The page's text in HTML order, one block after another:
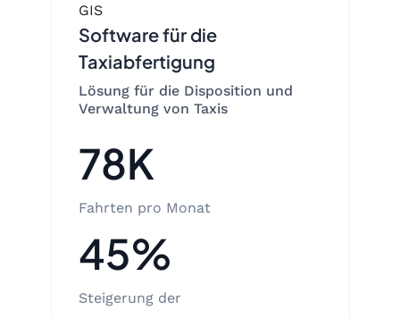
GIS
Software für die
Taxiabfertigung
Lösung für die Disposition und
Verwaltung von Taxis
78K
Fahrten pro Monat
45%
Steigerung der